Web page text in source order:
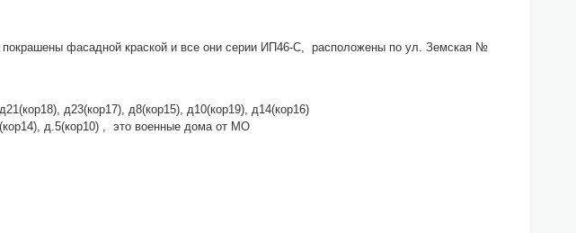
покрашены фасадной краской и все они серии ИП46-С, расположены по ул. Земская №
д23(кор17), д8(кор15), д10(кор19), д14(кор16)
д.5(кор10) , это военные дома от МО